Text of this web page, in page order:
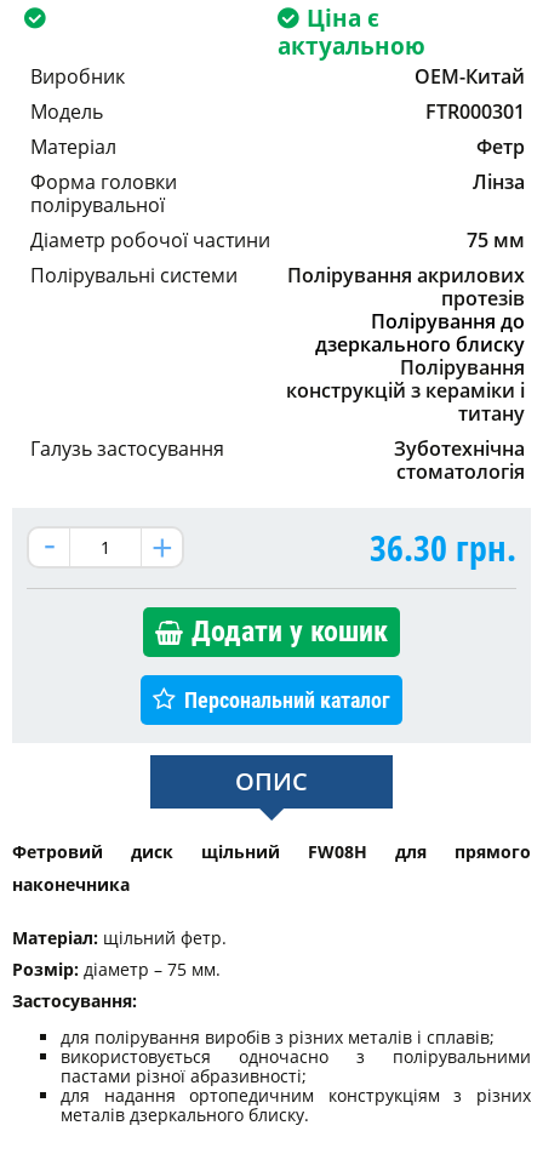
Ціна є
актуальною
Виробник
OEM-Китай
Модель
FTR000301
Матеріал
Фетр
Форма головки
полірувальної
Лінза
Діаметр робочої частини
75 мм
Полірувальні системи
Полірування акрилових
протезів
Полірування до
дзеркального блиску
Полірування
конструкцій з кераміки і
титану
Галузь застосування
Зуботехнічна
стоматологія
36.30 грн.
Додати у кошик
Персональний каталог
ОПИС
Фетровий диск щільний FW08H для прямого
наконечника
Матеріал: щільний фетр.
Розмір: діаметр – 75 мм.
Застосування:
для полірування виробів з різних металів і сплавів;
використовується одночасно з полірувальними
пастами різної абразивності;
для надання ортопедичним конструкціям з різних
металів дзеркального блиску.